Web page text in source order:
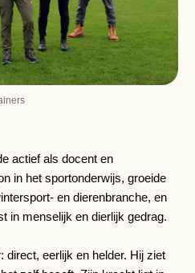
actief als docent en
in het sportonderwijs, groeide
en dierenbranche, en
in menselijk en dierlijk gedrag.
direct, eerlijk en helder. Hij ziet